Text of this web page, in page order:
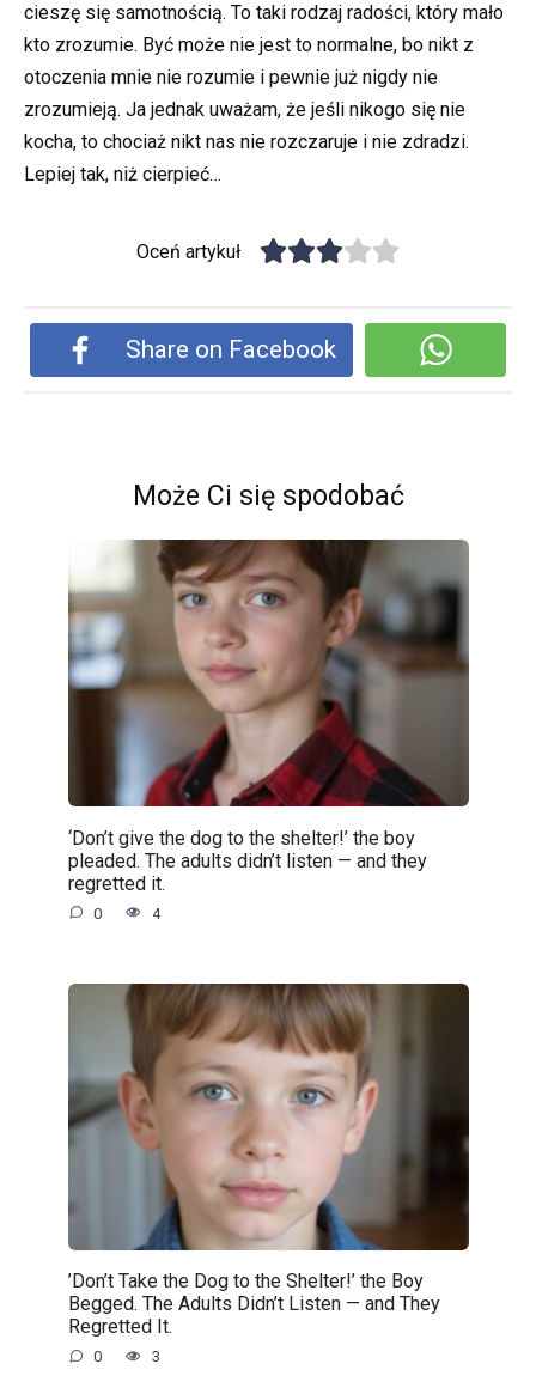
cieszę się samotnością. To taki rodzaj radości, który mało
kto zrozumie. Być może nie jest to normalne, bo nikt z
otoczenia mnie nie rozumie i pewnie już nigdy nie
zrozumieją. Ja jednak uważam, że jeśli nikogo się nie
kocha, to chociaż nikt nas nie rozczaruje i nie zdradzi.
Lepiej tak, niż cierpieć…
Oceń artykuł
Share on Facebook
Może Ci się spodobać
‘Don’t give the dog to the shelter!’ the boy
pleaded. The adults didn’t listen — and they
regretted it.
0 4
’Don’t Take the Dog to the Shelter!’ the Boy
Begged. The Adults Didn’t Listen — and They
Regretted It.
0 3